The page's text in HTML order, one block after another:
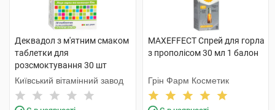
Деквадол з м'ятним смаком
таблетки для
розсмоктування 30 шт
Київський вітамінний завод
MAXEFFECT Спрей для горла
з прополісом 30 мл 1 балон
Грін Фарм Косметик